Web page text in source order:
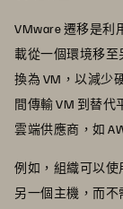
VMware 遷移是利
載從一個環境移
換為 VM，以減少
間傳輸 VM 到替代
雲端供應商，如
例如，組織可以使
另一個主機，而